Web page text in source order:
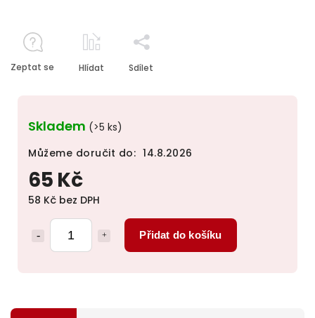
65 Kč
58 Kč bez DPH
Přidat do košíku
Skladem (>5 ks)
Můžeme doručit do: 14.8.2026
Zeptat se Hlídat Sdílet